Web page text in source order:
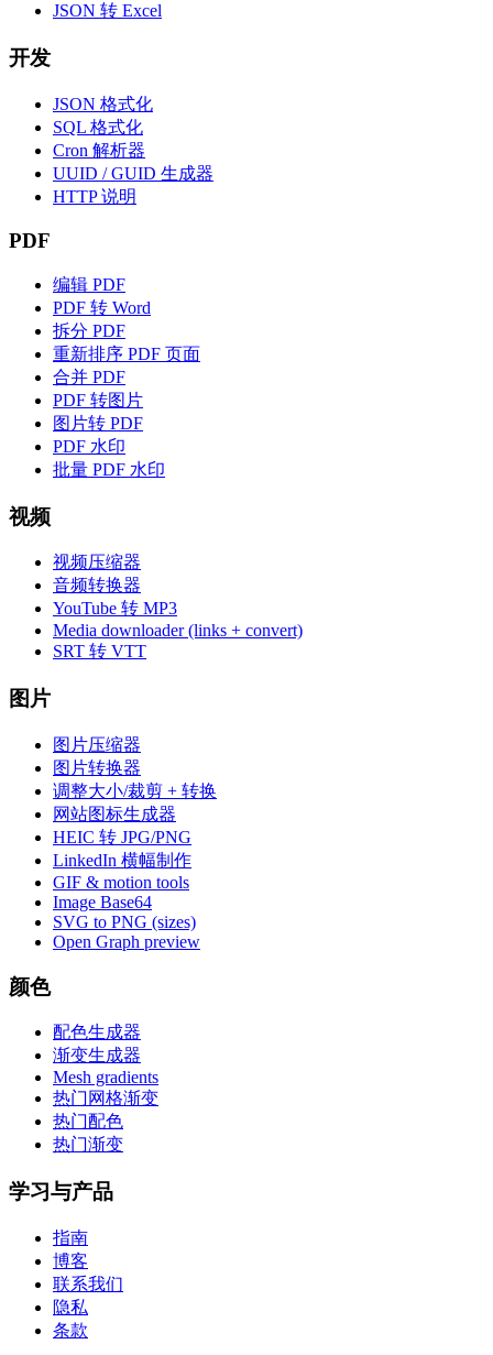
JSON 转 Excel
开发
JSON 格式化
SQL 格式化
Cron 解析器
UUID / GUID 生成器
HTTP 说明
PDF
编辑 PDF
PDF 转 Word
拆分 PDF
重新排序 PDF 页面
合并 PDF
PDF 转图片
图片转 PDF
PDF 水印
批量 PDF 水印
视频
视频压缩器
音频转换器
YouTube 转 MP3
Media downloader (links + convert)
SRT 转 VTT
图片
图片压缩器
图片转换器
调整大小/裁剪 + 转换
网站图标生成器
HEIC 转 JPG/PNG
LinkedIn 横幅制作
GIF & motion tools
Image Base64
SVG to PNG (sizes)
Open Graph preview
颜色
配色生成器
渐变生成器
Mesh gradients
热门网格渐变
热门配色
热门渐变
学习与产品
指南
博客
联系我们
隐私
条款